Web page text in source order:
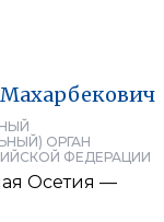
Махарбекович
ОРГАН
ФЕДЕРАЦИИ
Осетия —